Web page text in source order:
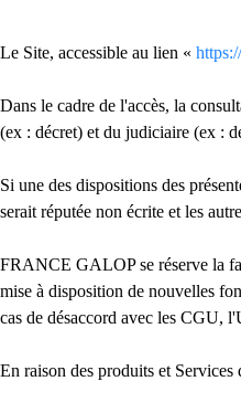
Le Site, accessible au lien «
Dans le cadre de l'accès, la
(ex : décret) et du judiciaire (ex :
Si une des dispositions des
serait réputée non écrite et les
FRANCE GALOP se réserve la
mise à disposition de nouvelles
cas de désaccord avec les CGU,
En raison des produits et